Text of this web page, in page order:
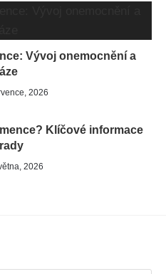
Vývoj onemocnění a
2026
Klíčové informace
2026